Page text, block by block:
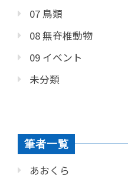
07 鳥類
08 無脊椎動物
09 イベント
未分類
筆者一覧
あおくら